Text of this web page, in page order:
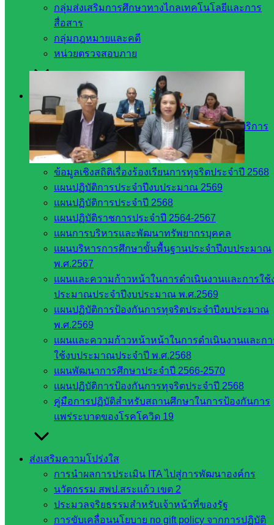
กลุ่มส่งเสริมการศึกษาทางไกลเทคโนโลยีและการ
สื่อสาร
กลุ่มกฎหมายและคดี
หน่วยตรวจสอบภาย
คู่มือ/เอกสาร
คู่มือมาตรฐานการปฏิบัติงาน
คู่มือหรือแนวทางขอรับบริการสำหรับผู้มารับบริการ
คู่มือการจัดการเรื่องร้องเรียน
ข้อมูลเชิงสถิติการให้บริการ
ข้อมูลเชิงสถิติเรื่องร้องเรียนการทุจริตประจำปี 2568
แผนปฏิบัติการประจำปีงบประมาณ 2569
แผนปฏิบัติการประจำปี 2568
แผนปฏิบัติราชการประจำปี 2564-2567
แผนการบริหารและพัฒนาทรัพยากรบุคคล
แผนบริหารการศึกษาขั้นพื้นฐานประจำปีงบประมาณ
พ.ศ.2567
แผนและความก้าวหน้าในการดำเนินงานและการใช้
ประมาณประจำปีงบประมาณ พ.ศ.2569
แผนปฏิบัติการป้องกันการทุจริตประจำปีงบประมาณ
พ.ศ.2569
แผนและความก้าวหน้าหน้าในการดำเนินงานและก
ใช้งบประมาณประจำปี พ.ศ.2568
แผนพัฒนาการศึกษาประจำปี 2566-2570
แผนปฏิบัติการป้องกันการทุจริตประจำปี 2568
คู่มือการปฏิบัติสำหรับสถานศึกษาในการป้องกันการ
แพร่ระบาดของโรคโควิด 19
ส่งเสริมความโปร่งใส
การนำผลการประเมิน ITA ไปสู่การพัฒนาองค์กร
นวัตกรรม สพป.สระแก้ว เขต 2
ประมวลจริยธรรมสำหรับเจ้าหน้าที่ของรัฐ
การขับเคลื่อนนโยบาย no gift policy จากการปฏิบัติ
หน้า ปัญหาอุปสรรค
และข้อเสนอแนะเพื่อหาแนวทางร่วมกัน โดยมีนายปริญญา โพธิ
สัตย์ ผู้ว่าราชการจังหวัด
สระแก้ว เป็นประธานการประชุม
Post Views: 546
สพป.สระแก้ว เขต 2
งานประชาสัมพันธ์ สพป.สก.2
หน่วยงาน
ที่เกี่ยวข้อง
กระทรวง
กระทรวง
อุดมศึกษา
สำนักงาน